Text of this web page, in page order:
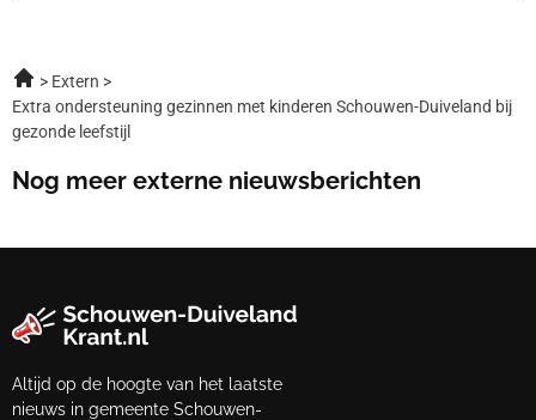
Extern
Extra ondersteuning gezinnen met kinderen Schouwen-Duiveland bij
gezonde leefstijl
Nog meer externe nieuwsberichten
Altijd op de hoogte van het laatste
nieuws in gemeente Schouwen-